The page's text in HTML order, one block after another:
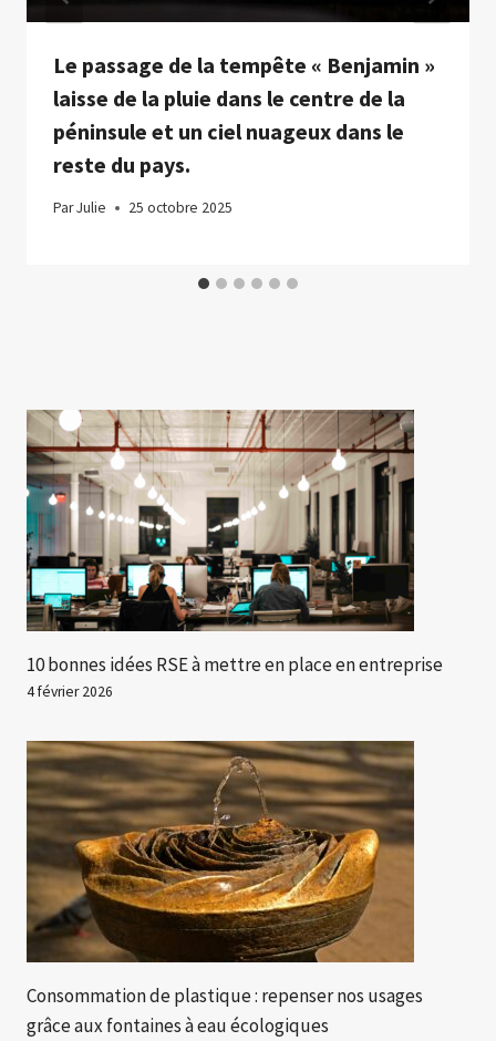
Le passage de la tempête « Benjamin »
laisse de la pluie dans le centre de la
péninsule et un ciel nuageux dans le
reste du pays.
ParJulie 25 octobre 2025
10 bonnes idées RSE à mettre en place en entreprise
4 février 2026
Consommation de plastique : repenser nos usages
grâce aux fontaines à eau écologiques